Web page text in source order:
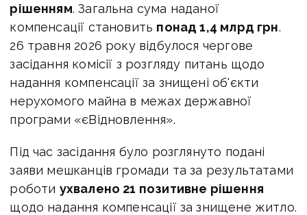
рішенням. Загальна сума наданої
компенсації становить понад 1,4 млрд грн.
26 травня 2026 року відбулося чергове
засідання комісії з розгляду питань щодо
надання компенсації за знищені об'єкти
нерухомого майна в межах державної
програми «єВідновлення».
Під час засідання було розглянуто подані
заяви мешканців громади та за результатами
роботи ухвалено 21 позитивне рішення
щодо надання компенсації за знищене житло.